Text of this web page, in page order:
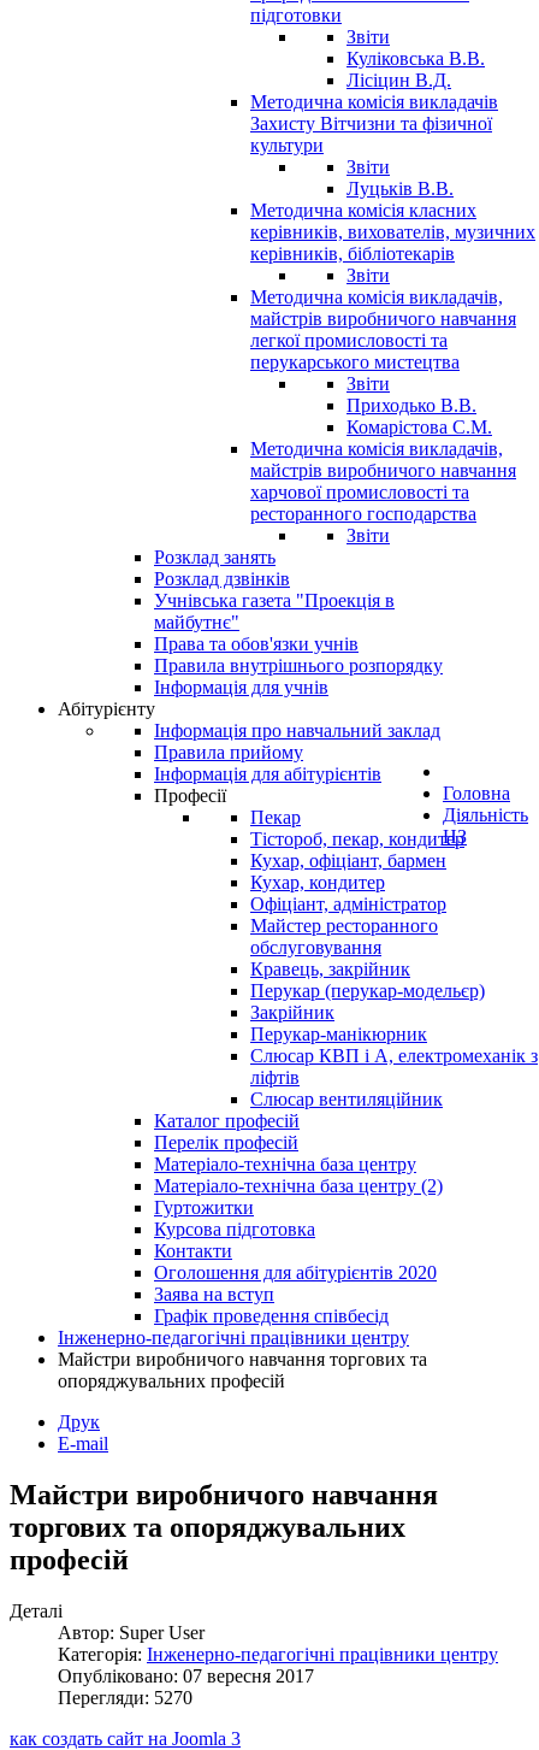
підготовки
Звіти
Куліковська В.В.
Лісіцин В.Д.
Методична комісія викладачів
Захисту Вітчизни та фізичної
культури
Звіти
Луцьків В.В.
Методична комісія класних
керівників, вихователів, музичних
керівників, бібліотекарів
Звіти
Методична комісія викладачів,
майстрів виробничого навчання
легкої промисловості та
перукарського мистецтва
Звіти
Приходько В.В.
Комарістова С.М.
Методична комісія викладачів,
майстрів виробничого навчання
харчової промисловості та
ресторанного господарства
Звіти
Розклад занять
Розклад дзвінків
Учнівська газета "Проекція в
майбутнє"
Права та обов'язки учнів
Правила внутрішнього розпорядку
Інформація для учнів
Абітурієнту
Інформація про навчальний заклад
Правила прийому
Інформація для абітурієнтів
Професії
Пекар
Тістороб, пекар, кондитер
Кухар, офіціант, бармен
Кухар, кондитер
Офіціант, адміністратор
Майстер ресторанного
обслуговування
Кравець, закрійник
Перукар (перукар-модельєр)
Закрійник
Перукар-манікюрник
Слюсар КВП і А, електромеханік з
ліфтів
Слюсар вентиляційник
Каталог професій
Перелік професій
Матеріало-технічна база центру
Матеріало-технічна база центру (2)
Гуртожитки
Курсова підготовка
Контакти
Оголошення для абітурієнтів 2020
Заява на вступ
Графік проведення співбесід
Головна
Діяльність
НЗ
Інженерно-педагогічні працівники центру
Майстри виробничого навчання торгових та
опоряджувальних професій
Друк
E-mail
Майстри виробничого навчання
торгових та опоряджувальних
професій
Деталі
Автор: Super User
Категорія: Інженерно-педагогічні працівники центру
Опубліковано: 07 вересня 2017
Перегляди: 5270
как создать сайт на Joomla 3